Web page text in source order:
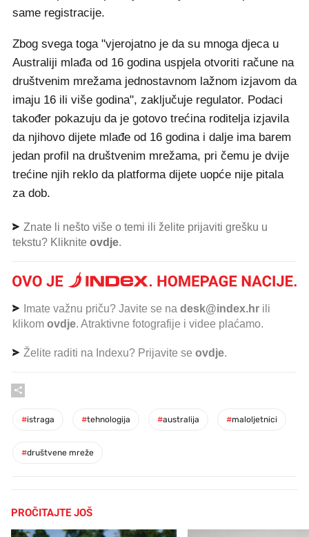
same registracije.
Zbog svega toga "vjerojatno je da su mnoga djeca u
Australiji mlađa od 16 godina uspjela otvoriti račune na
društvenim mrežama jednostavnom lažnom izjavom da
imaju 16 ili više godina", zaključuje regulator. Podaci
također pokazuju da je gotovo trećina roditelja izjavila
da njihovo dijete mlađe od 16 godina i dalje ima barem
jedan profil na društvenim mrežama, pri čemu je dvije
trećine njih reklo da platforma dijete uopće nije pitala
za dob.
Znate li nešto više o temi ili želite prijaviti grešku u
tekstu? Kliknite ovdje.
Imate važnu priču? Javite se na desk@index.hr ili
klikom ovdje. Atraktivne fotografije i videe plaćamo.
Želite raditi na Indexu? Prijavite se ovdje.
#istraga #tehnologija #australija #maloljetnici
#društvene mreže
PROČITAJTE JOŠ